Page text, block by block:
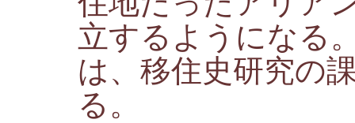
立するようになる
は、移住史研究の
る。